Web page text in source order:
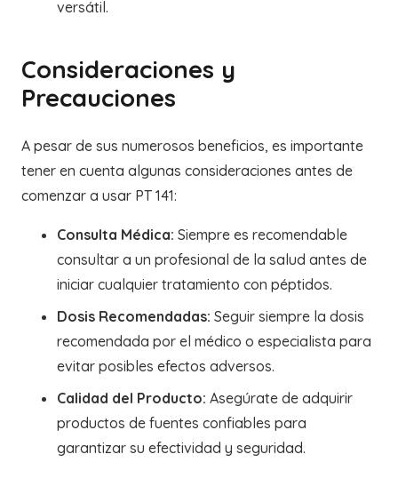
versátil.
Consideraciones y
Precauciones
A pesar de sus numerosos beneficios, es importante
tener en cuenta algunas consideraciones antes de
comenzar a usar PT 141:
Consulta Médica: Siempre es recomendable
consultar a un profesional de la salud antes de
iniciar cualquier tratamiento con péptidos.
Dosis Recomendadas: Seguir siempre la dosis
recomendada por el médico o especialista para
evitar posibles efectos adversos.
Calidad del Producto: Asegúrate de adquirir
productos de fuentes confiables para
garantizar su efectividad y seguridad.